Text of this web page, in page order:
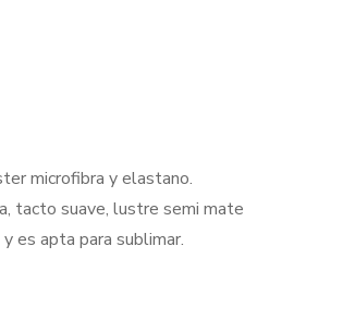
microfibra y elastano.
tacto suave, lustre semi mate
es apta para sublimar.